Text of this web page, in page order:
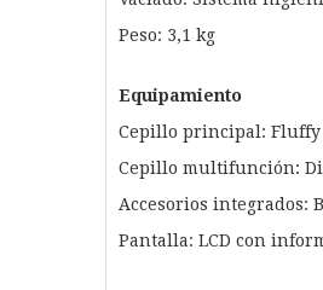
Peso: 3,1 kg
Equipamiento
Cepillo principal: Fluffy
Cepillo multifunción:
Accesorios integrados:
Pantalla: LCD con